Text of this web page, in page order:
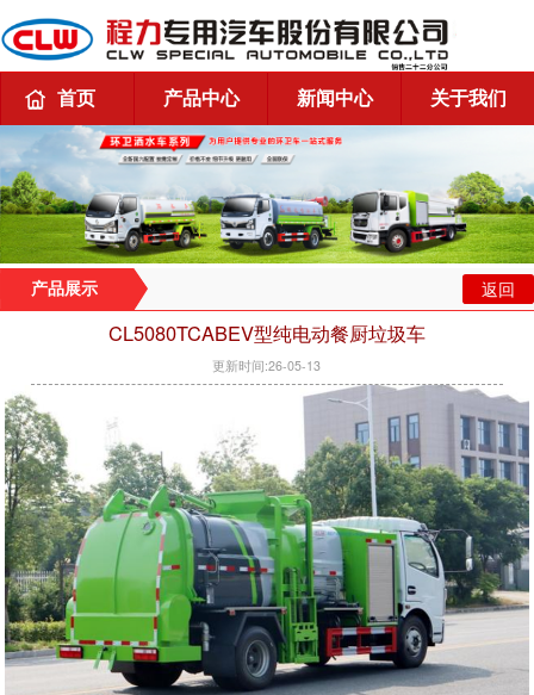
首页 产品中心 新闻中心 关于我们
产品展示 返回
CL5080TCABEV型纯电动餐厨垃圾车
更新时间:26-05-13